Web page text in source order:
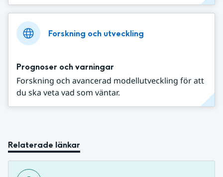
Forskning och utveckling
Prognoser och varningar
Forskning och avancerad modellutveckling för att
du ska veta vad som väntar.
Relaterade länkar